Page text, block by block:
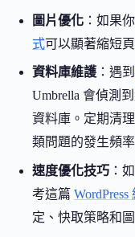
圖片優化 ：如果
式可以顯著縮短
資料庫維護 ：遇到
Umbrella 會偵測
資料庫。定期清
類問題的發生頻率
速度優化技巧 ：
考這篇
定、快取策略和